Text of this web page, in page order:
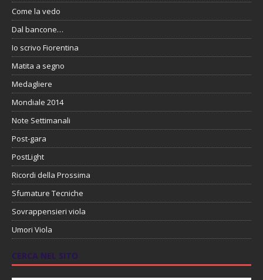
Come la vedo
Dal bancone…
Io scrivo Fiorentina
Matita a segno
Medagliere
Mondiale 2014
Note Settimanali
Post-gara
PostLight
Ricordi della Prossima
Sfumature Tecniche
Sovrappensieri viola
Umori Viola
CERCA NEL SITO